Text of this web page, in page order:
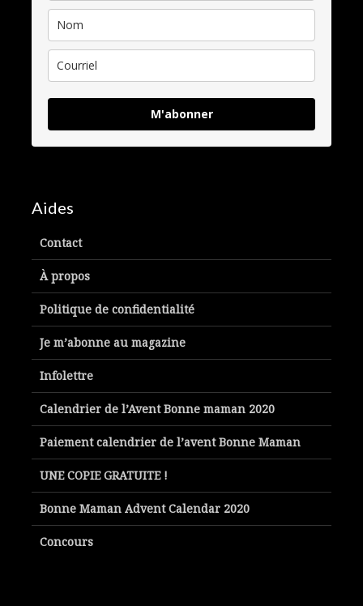
M'abonner
Aides
Contact
À propos
Politique de confidentialité
Je m’abonne au magazine
Infolettre
Calendrier de l’Avent Bonne maman 2020
Paiement calendrier de l’avent Bonne Maman
UNE COPIE GRATUITE !
Bonne Maman Advent Calendar 2020
Concours